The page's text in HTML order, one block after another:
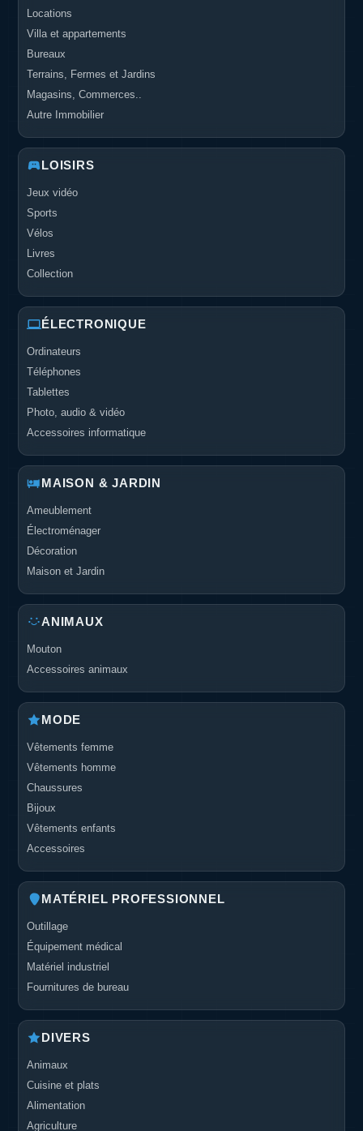
Locations
Villa et appartements
Bureaux
Terrains, Fermes et Jardins
Magasins, Commerces..
Autre Immobilier
LOISIRS
Jeux vidéo
Sports
Vélos
Livres
Collection
ÉLECTRONIQUE
Ordinateurs
Téléphones
Tablettes
Photo, audio & vidéo
Accessoires informatique
MAISON & JARDIN
Ameublement
Électroménager
Décoration
Maison et Jardin
ANIMAUX
Mouton
Accessoires animaux
MODE
Vêtements femme
Vêtements homme
Chaussures
Bijoux
Vêtements enfants
Accessoires
MATÉRIEL PROFESSIONNEL
Outillage
Équipement médical
Matériel industriel
Fournitures de bureau
DIVERS
Animaux
Cuisine et plats
Alimentation
Agriculture